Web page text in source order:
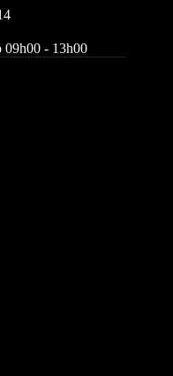
09h00 - 13h00